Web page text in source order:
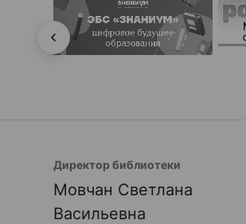
Директор библиотеки
Мовчан Светлана
Васильевна